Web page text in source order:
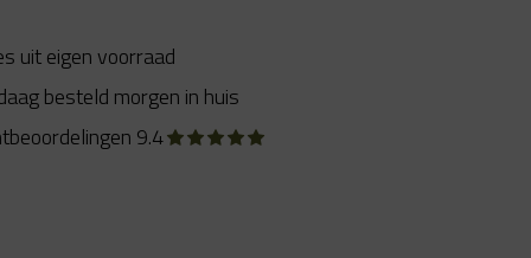
uit eigen voorraad
besteld morgen in huis
9.4